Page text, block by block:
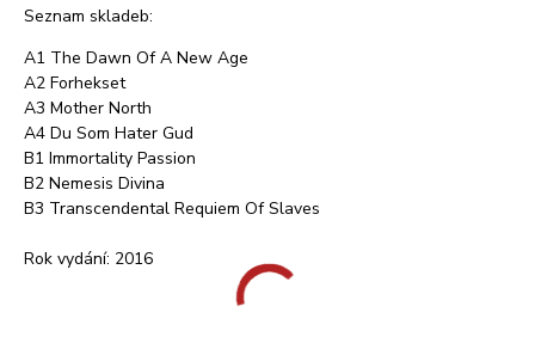
Seznam skladeb:
A1 The Dawn Of A New Age
A2 Forhekset
A3 Mother North
A4 Du Som Hater Gud
B1 Immortality Passion
B2 Nemesis Divina
B3 Transcendental Requiem Of Slaves
Rok vydání: 2016